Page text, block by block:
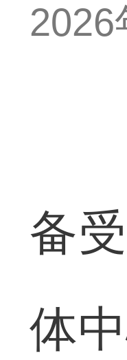
2026
备
体